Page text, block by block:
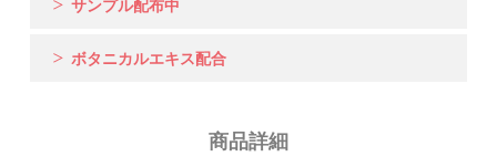
サンプル配布中
ボタニカルエキス配合
商品詳細